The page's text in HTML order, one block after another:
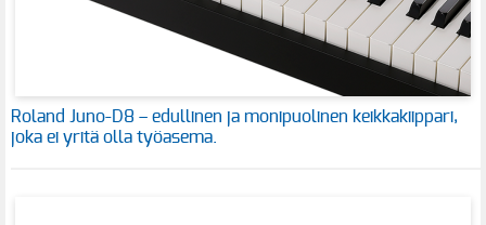
Roland Juno-D8 – edullinen ja monipuolinen keikkakiippari,
joka ei yritä olla työasema.